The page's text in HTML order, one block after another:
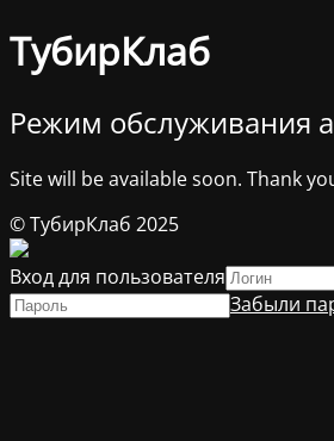
ТубирКлаб
Режим обслуживания
Site will be available soon. Thank
© ТубирКлаб 2025
Вход для пользователя
Забыли